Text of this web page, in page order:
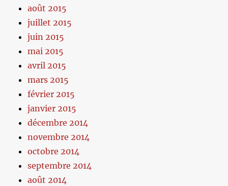
août 2015
juillet 2015
juin 2015
mai 2015
avril 2015
mars 2015
février 2015
janvier 2015
décembre 2014
novembre 2014
octobre 2014
septembre 2014
août 2014